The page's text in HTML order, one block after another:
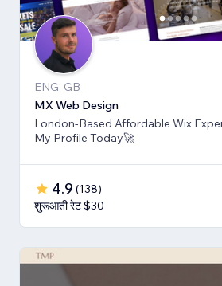
ENG, GB
MX Web Design
London-Based Affordable Wix
My Profile Today🚀
4.9 (138)
शुरूआती रेट $30